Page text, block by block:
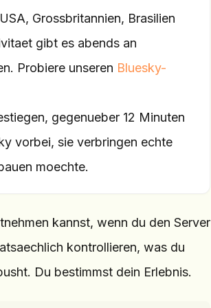
Grossbritannien, Brasilien
gibt es abends an
Probiere unseren Bluesky-
gegenueber 12 Minuten
vorbei, sie verbringen echte
moechte.
kannst, wenn du den Server
kontrollieren, was du
Du bestimmst dein Erlebnis.